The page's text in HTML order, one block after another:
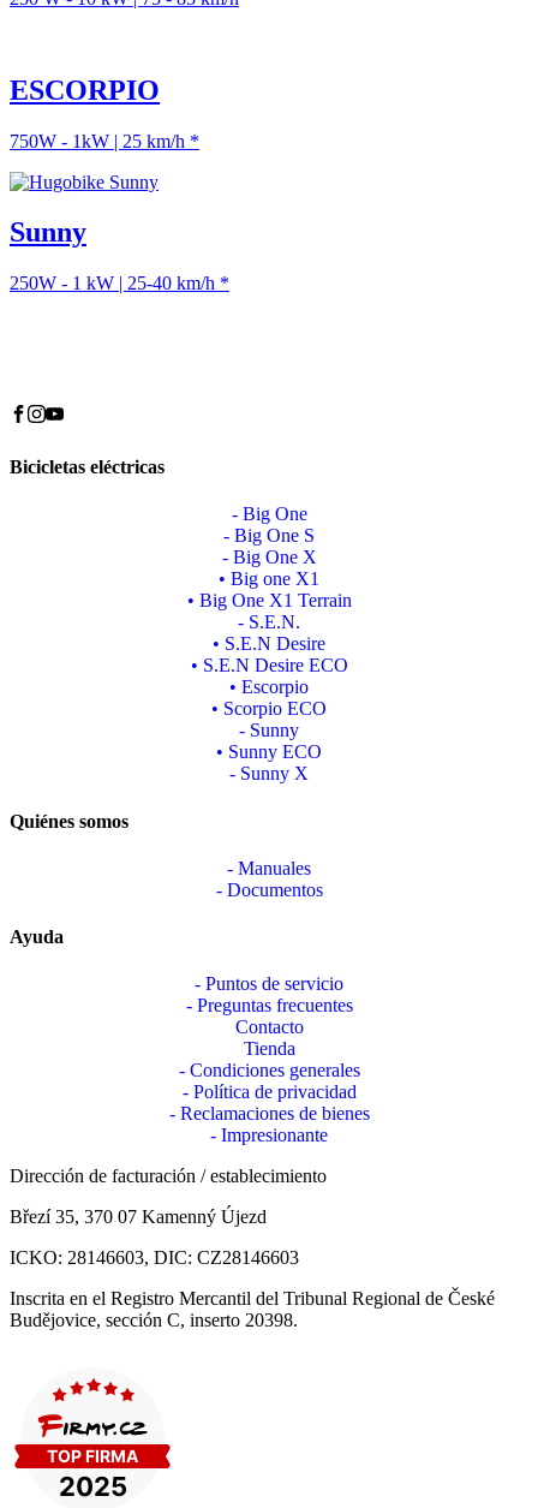
ESCORPIO
750W - 1kW | 25 km/h *
Sunny
250W - 1 kW | 25-40 km/h *
Bicicletas eléctricas
- Big One
- Big One S
- Big One X
• Big one X1
• Big One X1 Terrain
- S.E.N.
• S.E.N Desire
• S.E.N Desire ECO
• Escorpio
• Scorpio ECO
- Sunny
• Sunny ECO
- Sunny X
Quiénes somos
- Manuales
- Documentos
Ayuda
- Puntos de servicio
- Preguntas frecuentes
Contacto
Tienda
- Condiciones generales
- Política de privacidad
- Reclamaciones de bienes
- Impresionante
Dirección de facturación / establecimiento
Březí 35, 370 07 Kamenný Újezd
ICKO: 28146603, DIC: CZ28146603
Inscrita en el Registro Mercantil del Tribunal Regional de České
Budějovice, sección C, inserto 20398.